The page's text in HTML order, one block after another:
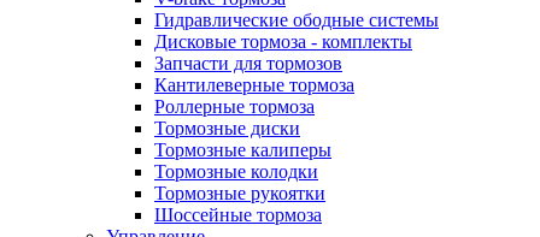
Гидравлические ободные системы
Дисковые тормоза - комплекты
Запчасти для тормозов
Кантилеверные тормоза
Роллерные тормоза
Тормозные диски
Тормозные калиперы
Тормозные колодки
Тормозные рукоятки
Шоссейные тормоза